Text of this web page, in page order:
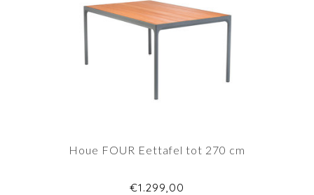
Houe FOUR Eettafel tot 270 cm
€1.299,00